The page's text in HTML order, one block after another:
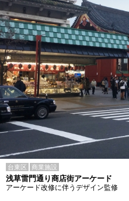
台東区 商業施設
浅草雷門通り商店街アーケード
アーケード改修に伴うデザイン監修